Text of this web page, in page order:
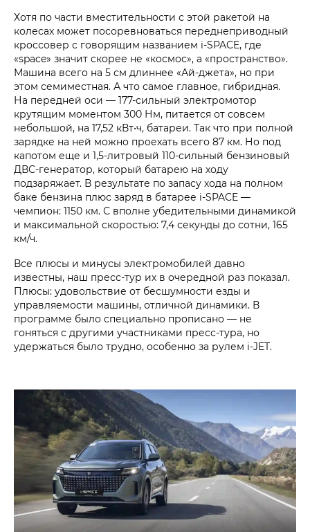
Хотя по части вместительности с этой ракетой на
колесах может посоревноваться переднеприводный
кроссовер с говорящим названием i‑SPACE, где
«space» значит скорее не «космос», а «пространство».
Машина всего на 5 см длиннее «Ай-джета», но при
этом семиместная. А что самое главное, гибридная.
На передней оси — 177-сильный электромотор
крутящим моментом 300 Нм, питается от совсем
небольшой, на 17,52 кВт•ч, батареи. Так что при полной
зарядке на ней можно проехать всего 87 км. Но под
капотом еще и 1,5-литровый 110-сильный бензиновый
ДВС-генератор, который батарею на ходу
подзаряжает. В результате по запасу хода на полном
баке бензина плюс заряд в батарее i‑SPACE —
чемпион: 1150 км. С вполне убедительными динамикой
и максимальной скоростью: 7,4 секунды до сотни, 165
км/ч.
Все плюсы и минусы электромобилей давно
известны, наш пресс-тур их в очередной раз показал.
Плюсы: удовольствие от бесшумности езды и
управляемости машины, отличной динамики. В
программе было специально прописано — не
гоняться с другими участниками пресс-тура, но
удержаться было трудно, особенно за рулем i‑JET.